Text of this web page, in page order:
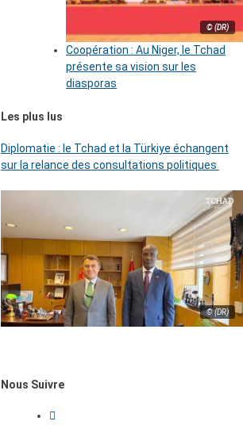
© (DR)
Coopération : Au Niger, le Tchad
présente sa vision sur les
diasporas
Les plus lus
Diplomatie : le Tchad et la Türkiye échangent
sur la relance des consultations politiques
© (DR)
Nous Suivre